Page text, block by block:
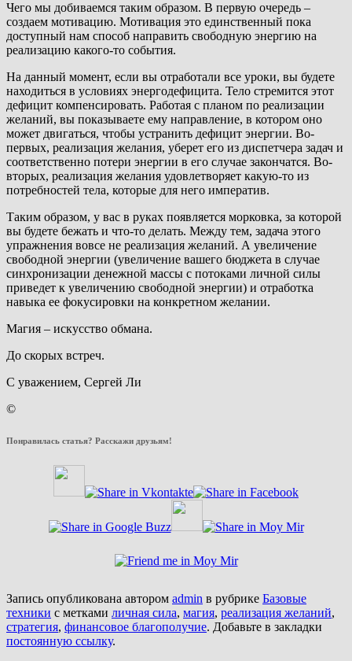
Чего мы добиваемся таким образом. В первую очередь –
создаем мотивацию. Мотивация это единственный пока
доступный нам способ направить свободную энергию на
реализацию какого-то события.
На данный момент, если вы отработали все уроки, вы будете
находиться в условиях энергодефицита. Тело стремится этот
дефицит компенсировать. Работая с планом по реализации
желаний, вы показываете ему направление, в котором оно
может двигаться, чтобы устранить дефицит энергии. Во-
первых, реализация желания, уберет его из диспетчера задач и
соответственно потери энергии в его случае закончатся. Во-
вторых, реализация желания удовлетворяет какую-то из
потребностей тела, которые для него императив.
Таким образом, у вас в руках появляется морковка, за которой
вы будете бежать и что-то делать. Между тем, задача этого
упражнения вовсе не реализация желаний. А увеличение
свободной энергии (увеличение вашего бюджета в случае
синхронизации денежной массы с потоками личной силы
приведет к увеличению свободной энергии) и отработка
навыка ее фокусировки на конкретном желании.
Магия – искусство обмана.
До скорых встреч.
С уважением, Сергей Ли
©
Понравилась статья? Расскажи друзьям!
Запись опубликована автором admin в рубрике Базовые
техники с метками личная сила, магия, реализация желаний,
стратегия, финансовое благополучие. Добавьте в закладки
постоянную ссылку.